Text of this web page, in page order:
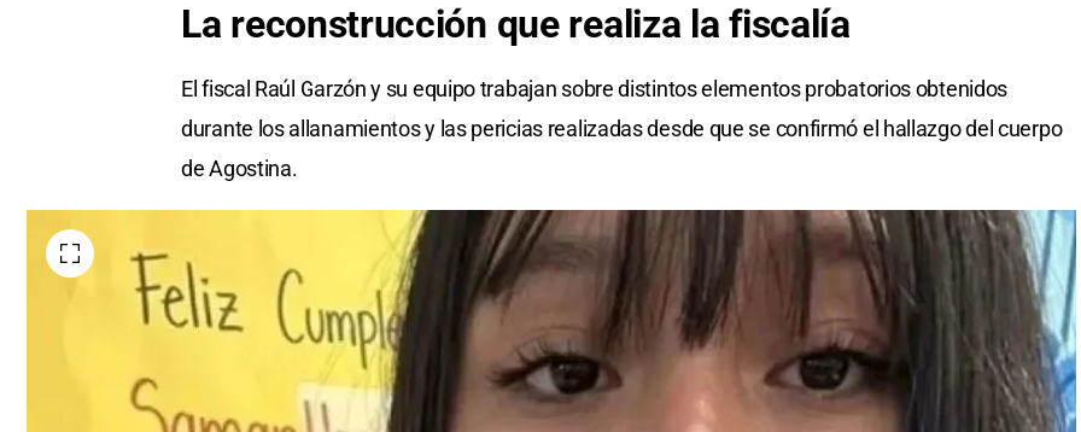
La reconstrucción que realiza la fiscalía
El fiscal Raúl Garzón y su equipo trabajan sobre distintos elementos probatorios obtenidos
durante los allanamientos y las pericias realizadas desde que se confirmó el hallazgo del cuerpo
de Agostina.